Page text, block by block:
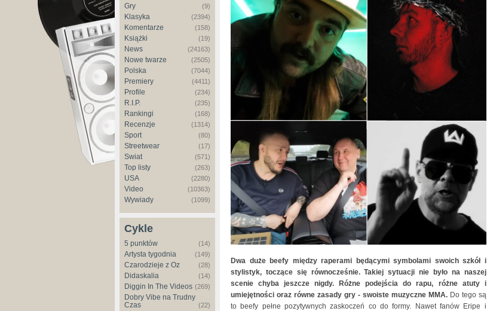
Gry (9)
Klasyka (2394)
Komentarze (158)
Książki (19)
News (24163)
Nowe twarze (2505)
Polska (7044)
Premiery (4411)
Profile (234)
R.I.P. (235)
Rankingi (168)
Recenzje (1314)
Sport (80)
Streetwear (17)
Świat (571)
Top listy (263)
USA (2280)
Video (10363)
Wywiady (1099)
Cykle
5 punktów (14)
Artysta tygodnia (149)
Czarodzieje z Oz (28)
Didaskalia (14)
Diggin In The Videos (269)
Dobry Vibe na Trudny
Czas
(22)
Dwa duże beefy między raperami będącymi symbolami swoich szkół i
stylistyk, toczące się równocześnie. Takiej sytuacji nie było na naszej
scenie chyba jeszcze nigdy. Różne podejścia do rapu, różne atuty i
umiejętności oraz równe zasady gry - swoiste muzyczne MMA.Do tego są
to beefy pełne pozytywnych zaskoczeń co do formy. Nawet fanów Eripe i